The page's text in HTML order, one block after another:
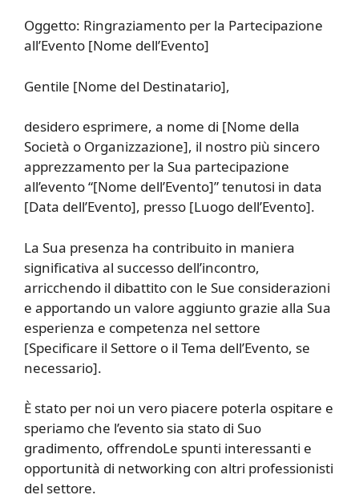
Oggetto: Ringraziamento per la Partecipazione
all’Evento [Nome dell’Evento]
Gentile [Nome del Destinatario],
desidero esprimere, a nome di [Nome della
Società o Organizzazione], il nostro più sincero
apprezzamento per la Sua partecipazione
all’evento “[Nome dell’Evento]” tenutosi in data
[Data dell’Evento], presso [Luogo dell’Evento].
La Sua presenza ha contribuito in maniera
significativa al successo dell’incontro,
arricchendo il dibattito con le Sue considerazioni
e apportando un valore aggiunto grazie alla Sua
esperienza e competenza nel settore
[Specificare il Settore o il Tema dell’Evento, se
necessario].
È stato per noi un vero piacere poterla ospitare e
speriamo che l’evento sia stato di Suo
gradimento, offrendoLe spunti interessanti e
opportunità di networking con altri professionisti
del settore.